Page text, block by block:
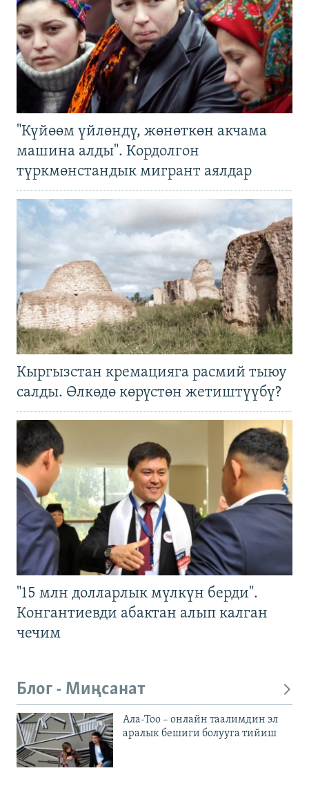
"Күйөөм үйлөндү, жөнөткөн акчама
машина алды". Кордолгон
түркмөнстандык мигрант аялдар
Кыргызстан кремацияга расмий тыюу
салды. Өлкөдө көрүстөн жетиштүүбү?
"15 млн долларлык мүлкүн берди".
Конгантиевди абактан алып калган
чечим
Блог - Миңсанат
Ала-Тоо – онлайн таалимдин эл
аралык бешиги болууга тийиш